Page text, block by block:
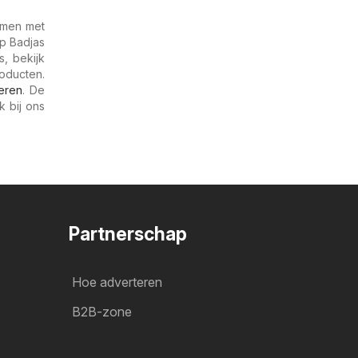
met
Badjas
bekijk
. De
bij ons
Partnerschap
Hoe adverteren
B2B-zone